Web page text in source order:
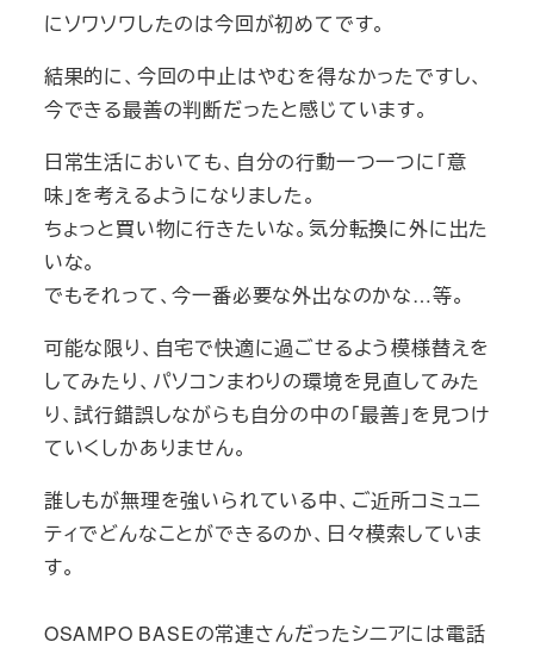
にソワソワしたのは今回が初めてです。
結果的に、今回の中止はやむを得なかったですし、
今できる最善の判断だったと感じています。
日常生活においても、自分の行動一つ一つに「意
味」を考えるようになりました。
ちょっと買い物に行きたいな。気分転換に外に出た
いな。
でもそれって、今一番必要な外出なのかな…等。
可能な限り、自宅で快適に過ごせるよう模様替えを
してみたり、パソコンまわりの環境を見直してみた
り、試行錯誤しながらも自分の中の「最善」を見つけ
ていくしかありません。
誰しもが無理を強いられている中、ご近所コミュニ
ティでどんなことができるのか、日々模索していま
す。
OSAMPO BASEの常連さんだったシニアには電話